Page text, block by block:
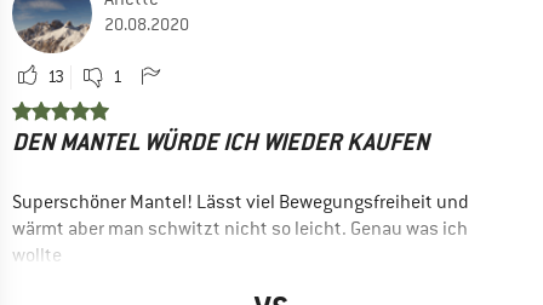
20.08.2020
13 1
DEN MANTEL WÜRDE ICH WIEDER KAUFEN
Superschöner Mantel! Lässt viel Bewegungsfreiheit und
wärmt aber man schwitzt nicht so leicht. Genau was ich
wollte